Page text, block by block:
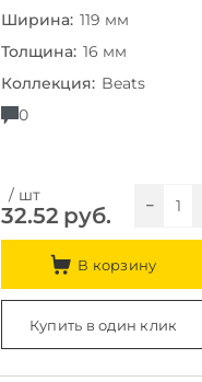
Ширина: 119 мм
Толщина: 16 мм
Коллекция: Beats
0
/ шт
32.52 руб. −
В корзину
Купить в один клик